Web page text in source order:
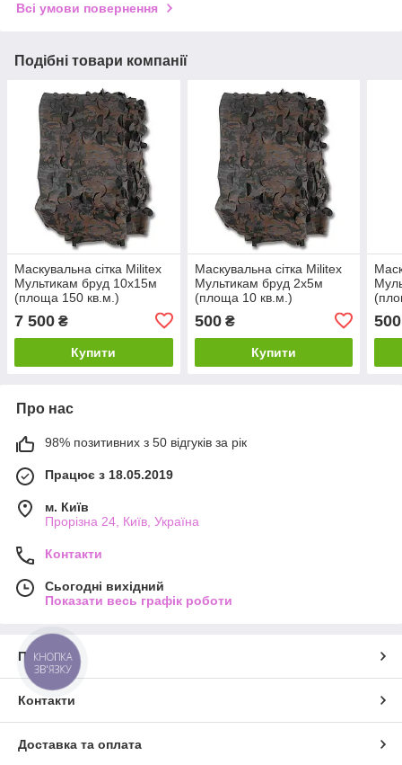
Всі умови повернення
Подібні товари компанії
Маскувальна сітка Militex
Мультикам бруд 10х15м
(площа 150 кв.м.)
7 500 ₴
Купити
Маскувальна сітка Militex
Мультикам бруд 2х5м
(площа 10 кв.м.)
500₴
Купити
500
Про нас
98% позитивних з 50 відгуків за рік
Працює з 18.05.2019
м. Київ
Прорізна 24, Київ, Україна
Контакти
Сьогодні вихідний
Показати весь графік роботи
Про нас
Контакти
Доставка та оплата
КНОПКА
ЗВ'ЯЗКУ